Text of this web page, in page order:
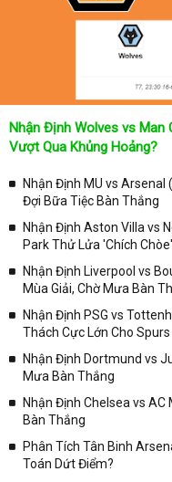
Nhận Định Wolves vs Man
Vượt Qua Khủng Hoảng?
Nhận Định MU vs Arsenal
Đợi Bữa Tiệc Bàn Thắng
Nhận Định Aston Villa vs
Park Thử Lửa 'Chích
Nhận Định Liverpool vs
Mùa Giải, Chờ Mưa Bàn
Nhận Định PSG vs
Thách Cực Lớn Cho Spurs
Nhận Định Dortmund vs
Mưa Bàn Thắng
Nhận Định Chelsea vs
Bàn Thắng
Phân Tích Tân Binh
Toán Dứt Điểm?